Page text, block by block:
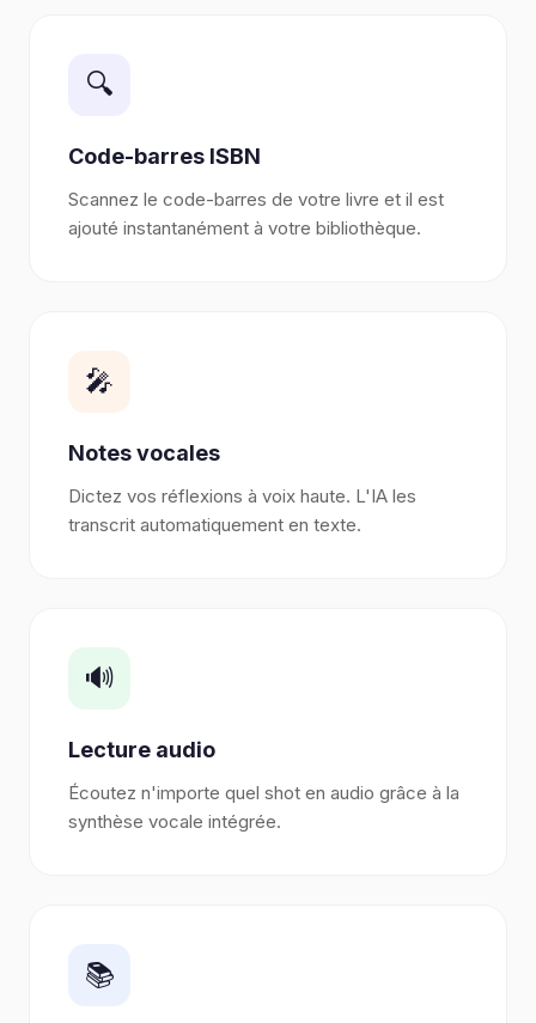
🔍
Code-barres ISBN
Scannez le code-barres de votre livre et il est
ajouté instantanément à votre bibliothèque.
🎤
Notes vocales
Dictez vos réflexions à voix haute. L'IA les
transcrit automatiquement en texte.
🔊
Lecture audio
Écoutez n'importe quel shot en audio grâce à la
synthèse vocale intégrée.
📚